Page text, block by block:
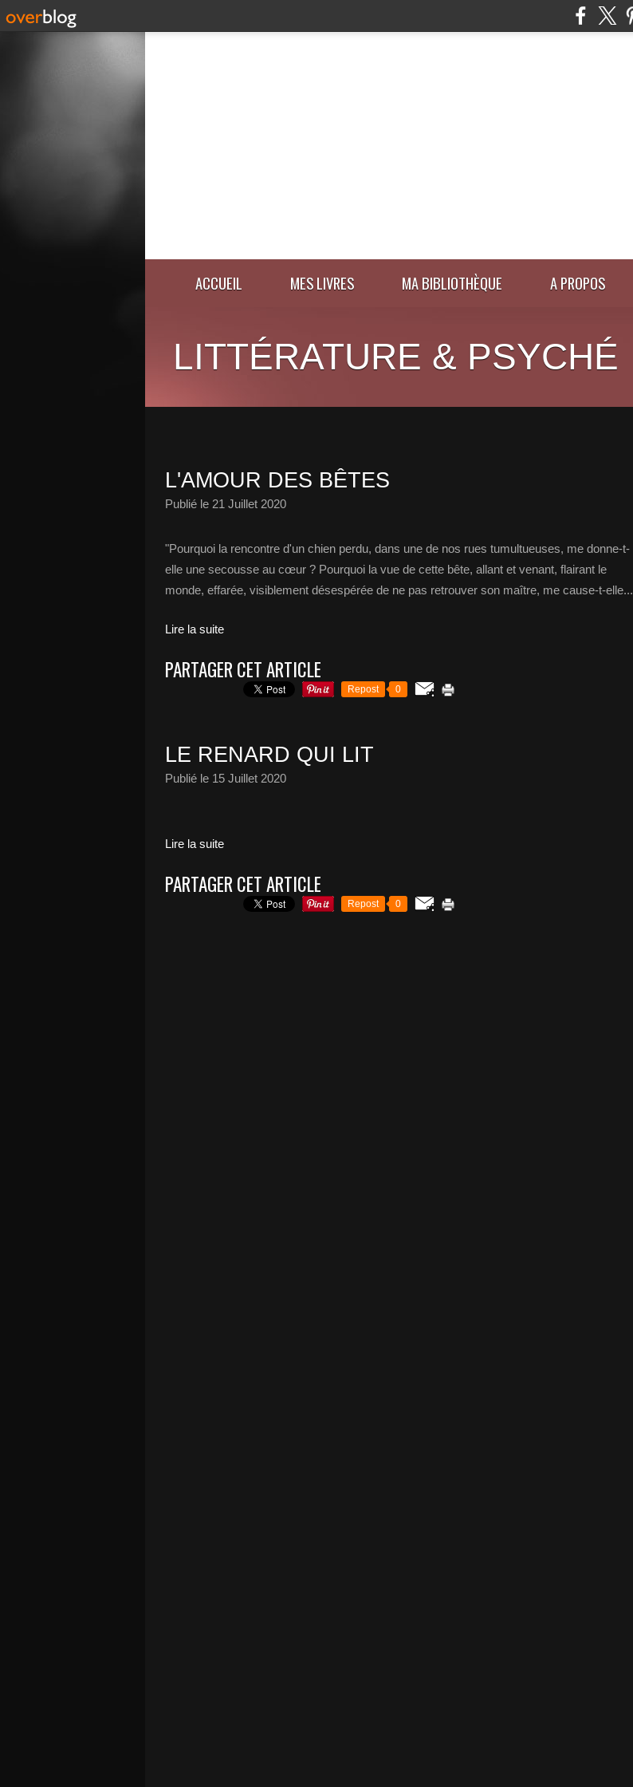
ACCUEIL MES LIVRES MA BIBLIOTHÈQUE A PROPOS
LITTÉRATURE & PSYCHÉ
L'AMOUR DES BÊTES
Publié le 21 Juillet 2020
"Pourquoi la rencontre d'un chien perdu, dans une de nos rues tumultueuses, me donne-t-
elle une secousse au cœur ? Pourquoi la vue de cette bête, allant et venant, flairant le
monde, effarée, visiblement désespérée de ne pas retrouver son maître, me cause-t-elle...
Lire la suite
PARTAGER CET ARTICLE
Repost 0
LE RENARD QUI LIT
Publié le 15 Juillet 2020
Lire la suite
PARTAGER CET ARTICLE
Repost 0